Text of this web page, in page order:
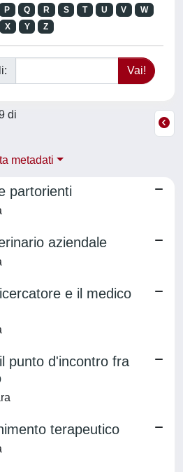
P Q R S T U V
W
X
Y Z
di
metadati
partorienti
aziendale
e il medico
punto d'incontro fra
terapeutico